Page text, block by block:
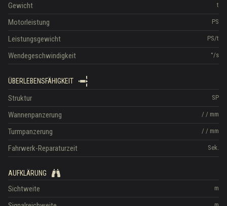
t
Gewicht
PS
Motorleistung
PS/t
Leistungsgewicht
°/s
Wendegeschwindigkeit
ÜBERLEBENSFÄHIGKEIT
SP
Struktur
/ / mm
Wannenpanzerung
/ / mm
Turmpanzerung
Sek.
Fahrwerk-Reparaturzeit
AUFKLÄRUNG
m
Sichtweite